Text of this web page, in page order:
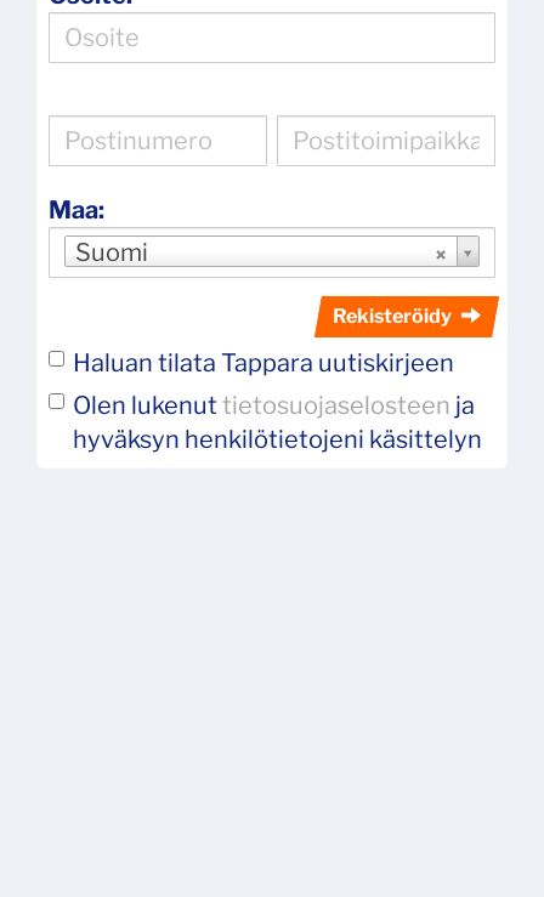
Maa:
Suomi
Rekisteröidy
Haluan tilata Tappara uutiskirjeen
Olen lukenut tietosuojaselosteen ja
hyväksyn henkilötietojeni käsittelyn